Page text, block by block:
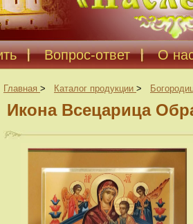
Вопрос-ответ О
Главная > Каталог продукции >
Икона Всецарица